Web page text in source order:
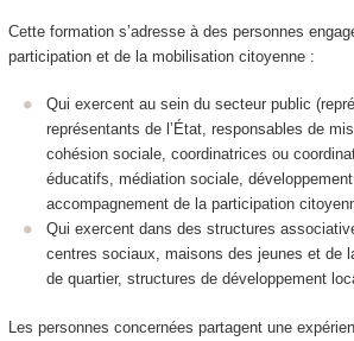
Cette formation s’adresse à des personnes
participation et de la mobilisation citoyenne :
Qui exercent au sein du secteur public
représentants de l’État, responsables de
cohésion sociale, coordinatrices ou
éducatifs, médiation sociale,
accompagnement de la participation
Qui exercent dans des structures
centres sociaux, maisons des jeunes et de
de quartier, structures de développement
Les personnes concernées partagent une